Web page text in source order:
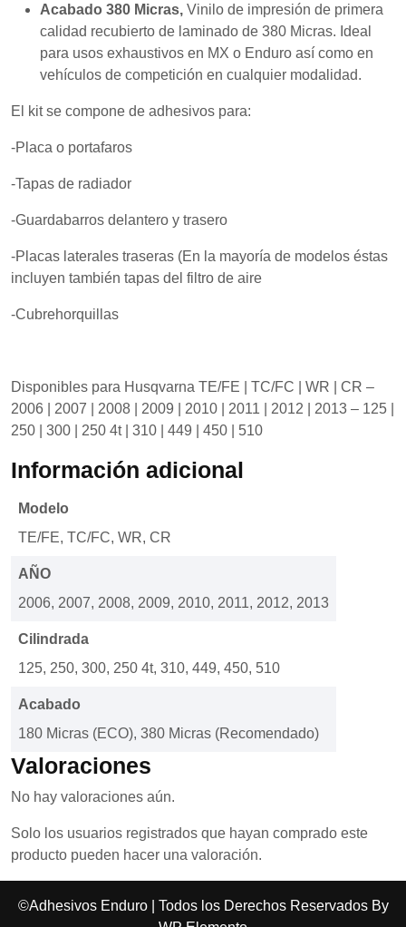
Acabado 380 Micras, Vinilo de impresión de primera
calidad recubierto de laminado de 380 Micras. Ideal
para usos exhaustivos en MX o Enduro así como en
vehículos de competición en cualquier modalidad.
El kit se compone de adhesivos para:
-Placa o portafaros
-Tapas de radiador
-Guardabarros delantero y trasero
-Placas laterales traseras (En la mayoría de modelos éstas
incluyen también tapas del filtro de aire
-Cubrehorquillas
Disponibles para Husqvarna TE/FE | TC/FC | WR | CR –
2006 | 2007 | 2008 | 2009 | 2010 | 2011 | 2012 | 2013 – 125 |
250 | 300 | 250 4t | 310 | 449 | 450 | 510
Información adicional
Modelo
TE/FE, TC/FC, WR, CR
AÑO
2006, 2007, 2008, 2009, 2010, 2011, 2012, 2013
Cilindrada
125, 250, 300, 250 4t, 310, 449, 450, 510
Acabado
180 Micras (ECO), 380 Micras (Recomendado)
Valoraciones
No hay valoraciones aún.
Solo los usuarios registrados que hayan comprado este
producto pueden hacer una valoración.
©Adhesivos Enduro | Todos los Derechos Reservados By
Marketing
Al compartir tus
intereses y
mientras visitas
aumentas la
ver contenido y
personalizados.